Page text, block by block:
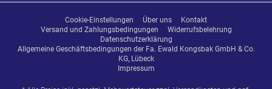
Cookie-Einstellungen Über uns
Kontakt
Versand und Zahlungsbedingungen
Widerrufsbelehrung
Datenschutzerklärung
Allgemeine Geschäftsbedingungen der Fa. Ewald Kongsbak GmbH & Co.
KG, Lübeck
Impressum